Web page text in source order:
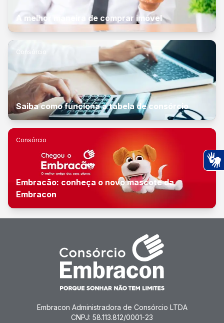
A melhor maneira de comprar imóvel
Consórcio
Saiba como funciona a tabela de consórcio
Consórcio
Embracão: conheça o novo mascote da
Embracon
Embracon Administradora de Consórcio LTDA
CNPJ: 58.113.812/0001-23